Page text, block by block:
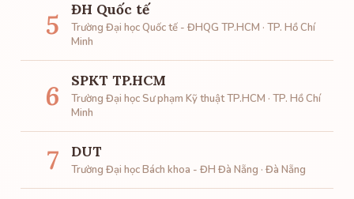
5 ĐH Quốc tế
Trường Đại học Quốc tế - ĐHQG TP.HCM · TP. Hồ Chí
Minh
6 SPKT TP.HCM
Trường Đại học Sư phạm Kỹ thuật TP.HCM · TP. Hồ Chí
Minh
7 DUT
Trường Đại học Bách khoa - ĐH Đà Nẵng · Đà Nẵng